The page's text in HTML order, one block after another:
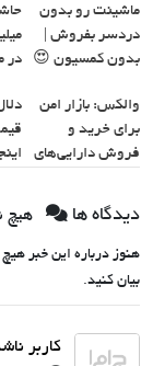
ماشینت رو بدون
دردسر بفروش |
بدون کمسیون 😍
والکس: بازار امن
برای خرید و
فروش دارایی‌های
دیدگاه ها هیچ
هنوز درباره این خبر
بیان کنید.